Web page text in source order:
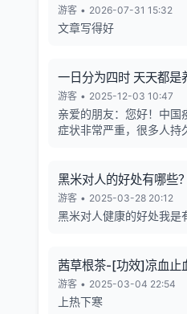
向外寻觅
游客 • 2026-07-31 15:32
文章写得好
一日分为四时 天天都是
天的养生也有4个最关键
游客 • 2025-12-03 10:47
亲爱的朋友：您好！中国
症状非常严重，很多人持
气异象频发。古今中外的
年人类有大灾难，如刘伯
者一万留一千，富者一万
不回心转，看看死期到眼
躲过末劫中的劫难，有个
您务必打开下方网址认真
瘟疫保平安的方法。网址1
bitly.net/55dd55 网址2：
黑米对人的好处有哪些
寿有帮助
游客 • 2025-03-28 20:12
黑米对人健康的好处我是
茜草根茶-[功效]凉血止
疗] 小儿流行性腮腺炎-
游客 • 2025-03-04 22:54
上热下寒